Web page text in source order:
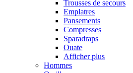
Trousses de secours
Emplatres
Pansements
Compresses
Sparadraps
Ouate
Afficher plus
Hommes